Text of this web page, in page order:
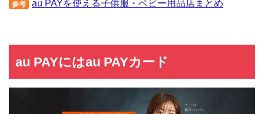
参考 au PAYを使える子供服・ベビー用品店まとめ
au PAYにはau PAYカード